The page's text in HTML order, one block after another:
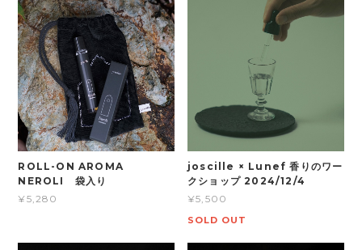
ROLL-ON AROMA
NEROLI 袋入り
¥5,280
joscille × Lunef 香りのワー
クショップ 2024/12/4
¥5,500
SOLD OUT